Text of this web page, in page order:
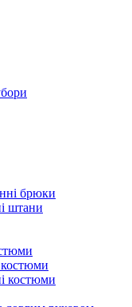
брюки
штани
костюми
костюми